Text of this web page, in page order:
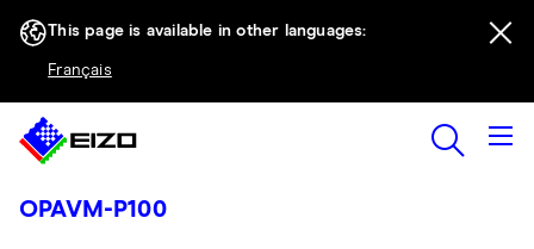
This page is available in other languages:
Français
OPAVM-P100